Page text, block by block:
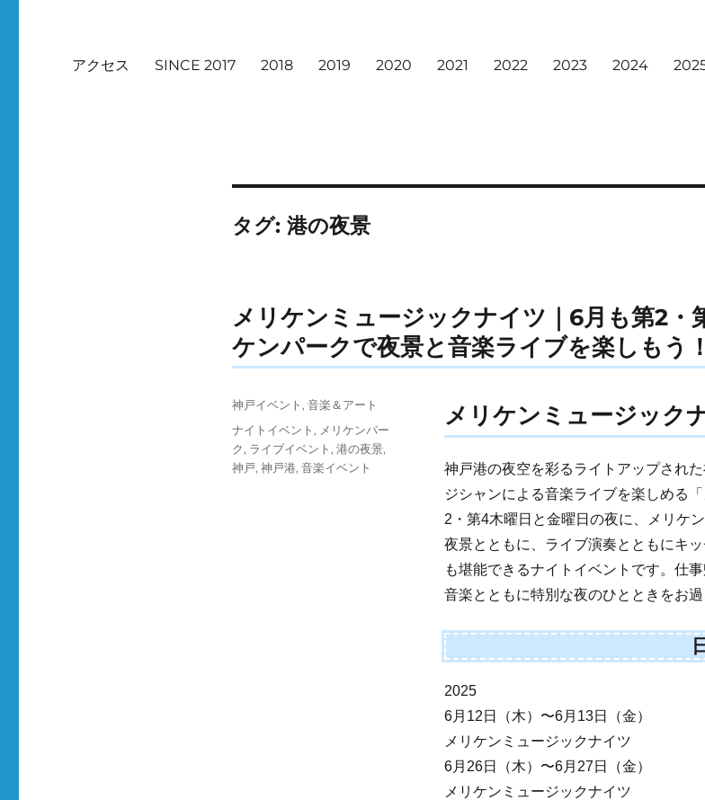
アクセス SINCE 2017 2018 2019 2020 2021 2022 2023 2024
タグ: 港の夜景
メリケンミュージックナイツ｜6月も第2・
ケンパークで夜景と音楽ライブを楽しもう！
メリケンミュージック
神戸港の夜空を彩るライトアップされ
ジシャンによる音楽ライブを楽しめる
2・第4木曜日と金曜日の夜に、メリケ
夜景とともに、ライブ演奏とともにキ
も堪能できるナイトイベントです。仕
音楽とともに特別な夜のひとときをお過
2025
6月12日（木）〜6月13日（金）
メリケンミュージックナイツ
6月26日（木）〜6月27日（金）
メリケンミュージックナイツ
投
日:
カ
テ
ゴ
リ
神戸イベント , 音楽＆アート
タ
グ
ナイトイベント , メリケンパー
ク, ライブイベント , 港の夜景,
神戸, 神戸港, 音楽イベント